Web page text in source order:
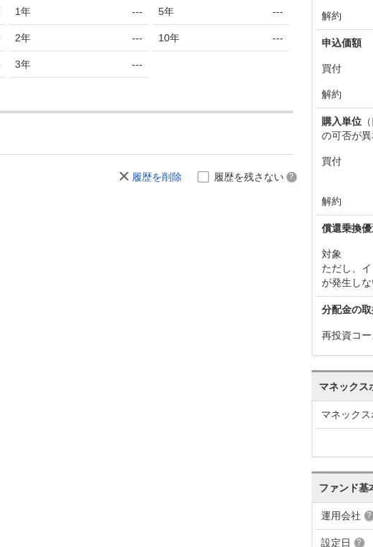
1年 ---
2年 ---
3年 ---
5年 ---
10年 ---
履歴を削除 履歴を残さない
解約
申込価額
買付
解約
購入単位
の可否が
買付
解約
償還乗換
対象
ただし、
が発生し
分配金の
再投資コ
マネックス
マネック
ファンド基
運用会社
設定日